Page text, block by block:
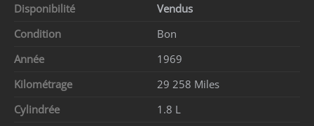
Disponibilité
Vendus
Condition
Bon
Année
1969
Kilométrage
29 258 Miles
Cylindrée
1.8 L